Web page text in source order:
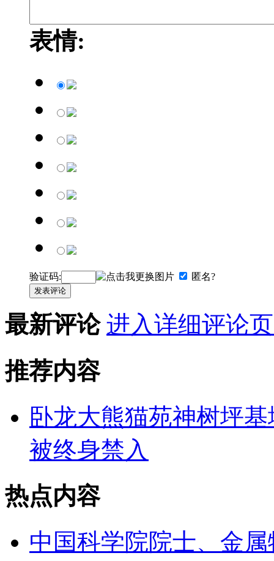
表情:
验证码: 匿名?
发表评论
最新评论 进入详细评论
推荐内容
卧龙大熊猫苑神树坪
被终身禁入
热点内容
中国科学院院士、金